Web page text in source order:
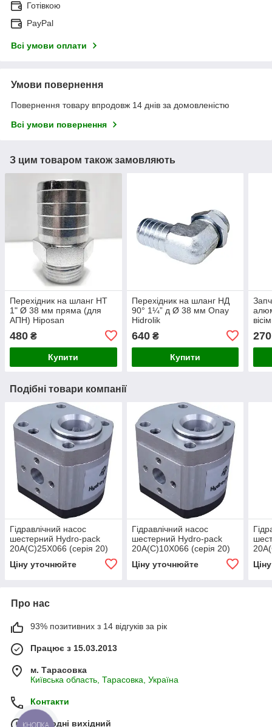
Готівкою
PayPal
Всі умови оплати
Умови повернення
Повернення товару впродовж 14 днів за домовленістю
Всі умови повернення
З цим товаром також замовляють
Перехідник на шланг НТ
1" Ø 38 мм пряма (для
АПН) Hiposan
480 ₴
Купити
Перехідник на шланг НД
90° 1¼” д Ø 38 мм Onay
Hidrolik
640₴
Купити
270
Подібні товари компанії
Гідравлічний насос
шестерний Hydro-pack
20А(С)25X066 (серія 20)
Ціну уточнюйте
Гідравлічний насос
шестерний Hydro-pack
20А(С)10X066 (серія 20)
Ціну уточнюйте
Про нас
93% позитивних з 14 відгуків за рік
Працює з 15.03.2013
м. Тарасовка
Київська область, Тарасовка, Україна
Контакти
Сьогодні вихідний
КНОПКА